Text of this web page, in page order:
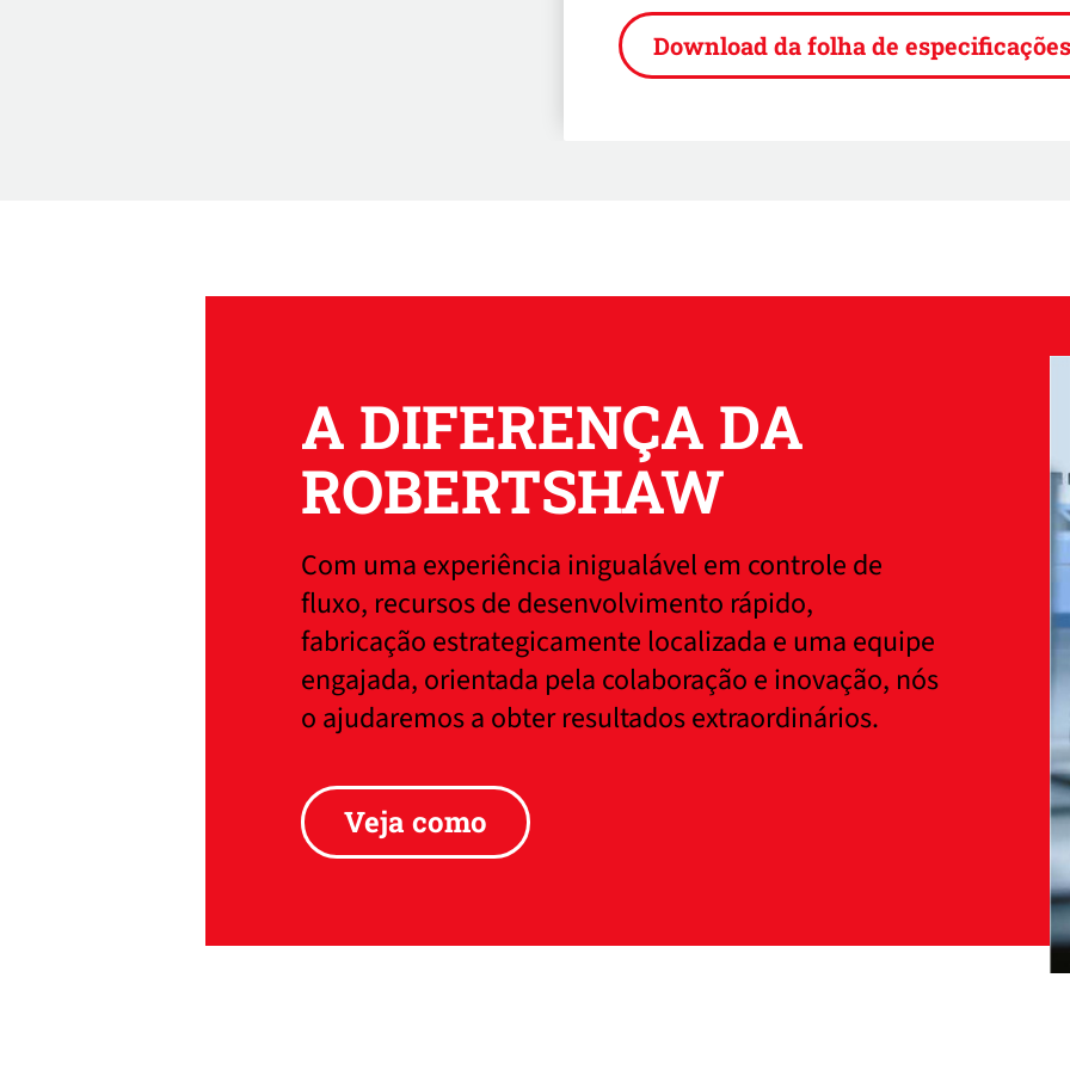
Download da folha de especificações
A DIFERENÇA DA
ROBERTSHAW
Com uma experiência inigualável em controle de
fluxo, recursos de desenvolvimento rápido,
fabricação estrategicamente localizada e uma equipe
engajada, orientada pela colaboração e inovação, nós
o ajudaremos a obter resultados extraordinários.
Veja como